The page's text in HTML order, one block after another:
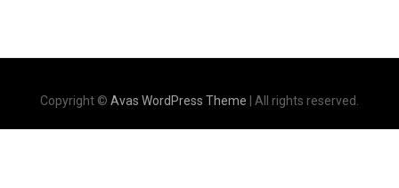
Copyright © Avas WordPress Theme | All rights reserved.